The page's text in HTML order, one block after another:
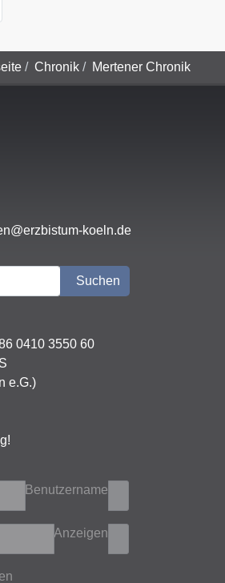
Chronik Mertener Chronik
koeln.de
Suchen
0410 3550 60
e.G.)
Benutzername
Anzeigen